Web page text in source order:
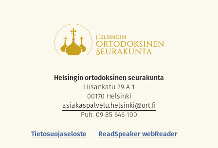
Helsingin ortodoksinen seurakunta
Liisankatu 29 A 1
00170 Helsinki
asiakaspalvelu.helsinki@ort.fi
Puh. 09 85 646 100
Tietosuojaseloste
ReadSpeaker webReader